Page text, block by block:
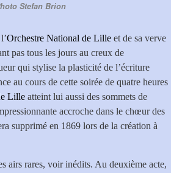
Stefan Brion
Orchestre National de Lille et de sa verve
pas tous les jours au creux de
qui stylise la plasticité de l’écriture
au cours de cette soirée de quatre heures
Lille atteint lui aussi des sommets de
accroche dans le chœur des
supprimé en 1869 lors de la création à
airs rares, voir inédits. Au deuxième acte,